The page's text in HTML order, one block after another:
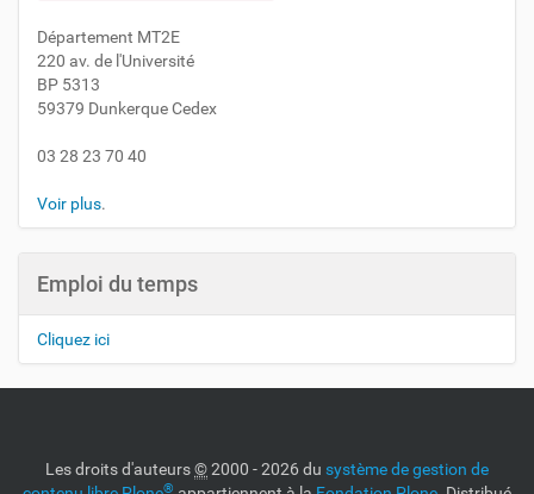
Département MT2E
220 av. de l'Université
BP 5313
59379 Dunkerque Cedex
03 28 23 70 40
Voir plus.
Emploi du temps
Cliquez ici
Les droits d'auteurs©2000 - 2026 du système de gestion de
®